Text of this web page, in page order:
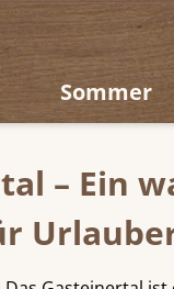
Sommer
– Ein